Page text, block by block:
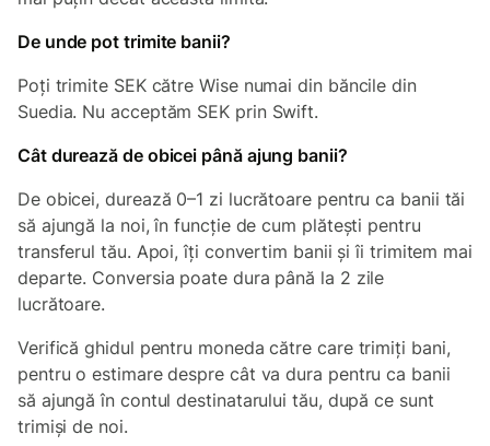
De unde pot trimite banii?
Poți trimite SEK către Wise numai din băncile din
Suedia. Nu acceptăm SEK prin Swift.
Cât durează de obicei până ajung banii?
De obicei, durează 0–1 zi lucrătoare pentru ca banii tăi
să ajungă la noi, în funcție de cum plătești pentru
transferul tău. Apoi, îți convertim banii și îi trimitem mai
departe. Conversia poate dura până la 2 zile
lucrătoare.
Verifică ghidul pentru moneda către care trimiți bani,
pentru o estimare despre cât va dura pentru ca banii
să ajungă în contul destinatarului tău, după ce sunt
trimiși de noi.